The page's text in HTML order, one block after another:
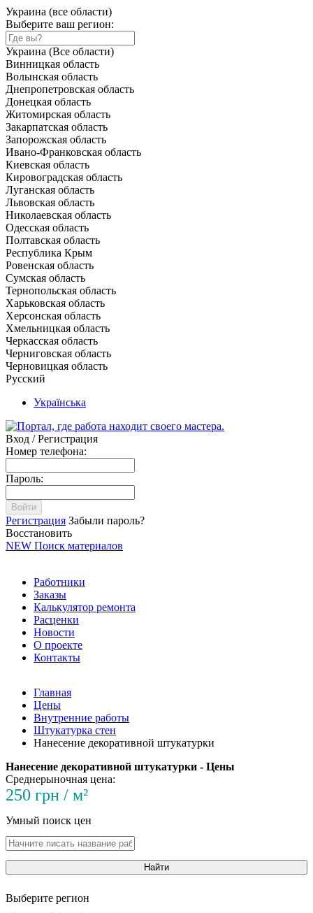
Украина (все области)
Выберите ваш регион:
Украина (Все области)
Винницкая область
Волынская область
Днепропетровская область
Донецкая область
Житомирская область
Закарпатская область
Запорожская область
Ивано-Франковская область
Киевская область
Кировоградская область
Луганская область
Львовская область
Николаевская область
Одесская область
Полтавская область
Республика Крым
Ровенская область
Сумская область
Тернопольская область
Харьковская область
Херсонская область
Хмельницкая область
Черкасская область
Черниговская область
Черновицкая область
Русский
Українська
Вход / Регистрация
Номер телефона:
Пароль:
Войти
Регистрация Забыли пароль?
Восстановить
NEW Поиск материалов
Работники
Заказы
Калькулятор ремонта
Расценки
Новости
О проекте
Контакты
Главная
Цены
Внутренние работы
Штукатурка стен
Нанесение декоративной штукатурки
Нанесение декоративной штукатурки - Цены
Среднерыночная цена:
250 грн / м²
Умный поиск цен
Найти
Выберите регион